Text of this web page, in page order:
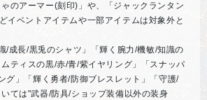
のアーマー(刻印)」や、「ジャックランタン
イベントアイテムや一部アイテムは対象外と
/成長/黒兎のシャツ」「輝く腕力/機敏/知識の
ティスの黒/赤/青/紫イヤリング」「スナッパ
グ」「輝く勇者/防御ブレスレット」「守護/
ては"武器/防具/ショップ装備以外の装身